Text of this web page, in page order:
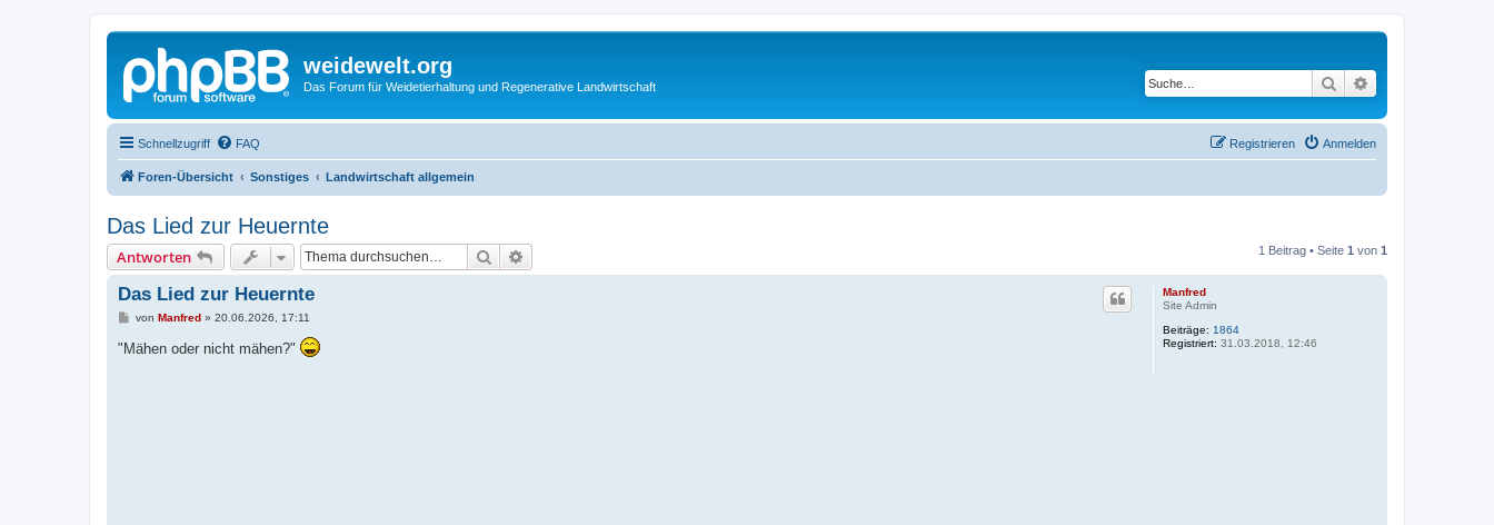
weidewelt.org
Das Forum für Weidetierhaltung und Regenerative Landwirtschaft Suche
Schnellzugriff FAQ Anmelden
Registrieren
Foren-Übersicht Sonstiges Landwirtschaft allgemein
Das Lied zur Heuernte
Antworten Suche 1 Beitrag • Seite 1 von 1
Manfred
Site Admin
Beiträge: 1864
Registriert: 31.03.2018, 12:46
Das Lied zur Heuernte
B
i
t
von Manfred» 20.06.2026, 17:11
"Mähen oder nicht mähen?"